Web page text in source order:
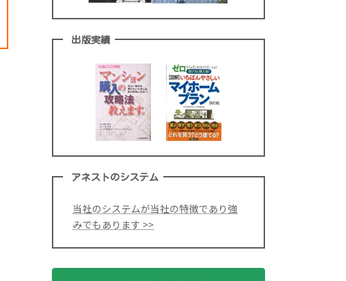
出版実績
アネストのシステム
当社のシステムが当社の特徴であり強
みでもあります >>